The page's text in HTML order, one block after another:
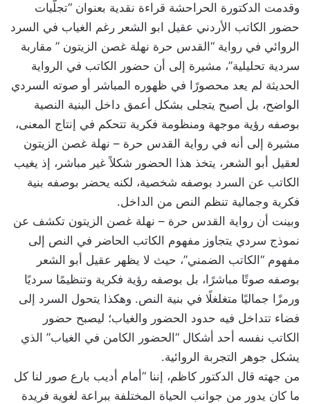
وقدمت الدكتورة الحراحشة قراءة نقدية بعنوان “تجلّيات
حضور الكاتب الأردني عقيل ابو الشعر رغم الغياب في السرد
الروائي في رواية “القدس حرة نهلة غصن الزيتون ” مقاربة
سردية تحليلية”، مشيرة إلى أن حضور الكاتب في الرواية
الحديثة لم يعد محصورًا في ظهوره المباشر أو صوته السردي
الواضح، بل أصبح يتجلى بشكل أعمق داخل البنية النصية
بوصفه رؤية موجهة ومنظومة فكرية تتحكم في إنتاج المعنى،
مشيرة إلى أنه في رواية القدس حرة – نهلة غصن الزيتون
لعقيل أبو الشعر، يتخذ هذا الحضور شكلاً غير مباشر، إذ يغيب
الكاتب عن السرد بوصفه شخصية، لكنه يحضر بوصفه بنية
فكرية وجمالية تنظم النص من الداخل.
وبينت أن رواية القدس حرة – نهلة غصن الزيتون تكشف عن
نموذج سردي يتجاوز مفهوم الكاتب الحاضر في النص إلى
مفهوم “الكاتب الضمني”، حيث لا يظهر عقيل أبو الشعر
بوصفه صوتًا مباشرًا، بل بوصفه رؤية فكرية وتنظيمًا سرديًا
ورمزًا جماليًا متغلغلًا في بنية النص. وهكذا يتحول السرد إلى
فضاء تتداخل فيه حدود الحضور والغياب؛ ليصبح حضور
الكاتب نفسه أحد أشكال “الحضور الكامن في الغياب” الذي
يشكل جوهر التجربة الروائية.
من جهته قال الدكتور كاظم، إننا “أمام أديب بارع صور لنا كل
ما كان يدور من جوانب الحياة المختلفة ببراعة لغوية فريدة